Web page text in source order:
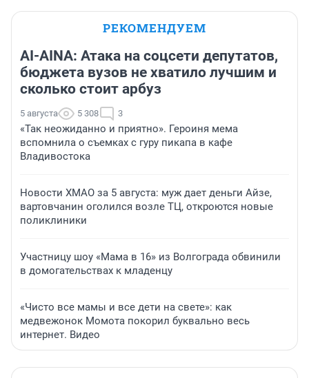
РЕКОМЕНДУЕМ
AI-AINA: Атака на соцсети депутатов,
бюджета вузов не хватило лучшим и
сколько стоит арбуз
5 августа 5 308 3
«Так неожиданно и приятно». Героиня мема
вспомнила о съемках с гуру пикапа в кафе
Владивостока
Новости ХМАО за 5 августа: муж дает деньги Айзе,
вартовчанин оголился возле ТЦ, откроются новые
поликлиники
Участницу шоу «Мама в 16» из Волгограда обвинили
в домогательствах к младенцу
«Чисто все мамы и все дети на свете»: как
медвежонок Момота покорил буквально весь
интернет. Видео